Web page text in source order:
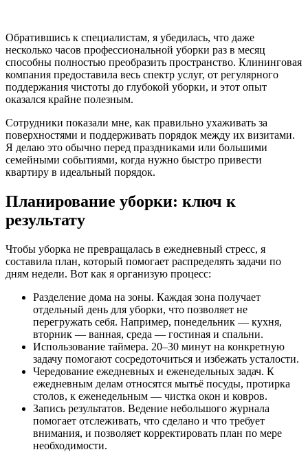
Обратившись к специалистам, я убедилась, что даже
несколько часов профессиональной уборки раз в месяц
способны полностью преобразить пространство. Клининговая
компания предоставила весь спектр услуг, от регулярного
поддержания чистоты до глубокой уборки, и этот опыт
оказался крайне полезным.
Сотрудники показали мне, как правильно ухаживать за
поверхностями и поддерживать порядок между их визитами.
Я делаю это обычно перед праздниками или большими
семейными событиями, когда нужно быстро привести
квартиру в идеальный порядок.
Планирование уборки: ключ к
результату
Чтобы уборка не превращалась в ежедневный стресс, я
составила план, который помогает распределять задачи по
дням недели. Вот как я организую процесс:
Разделение дома на зоны. Каждая зона получает
отдельный день для уборки, что позволяет не
перегружать себя. Например, понедельник — кухня,
вторник — ванная, среда — гостиная и спальни.
Использование таймера. 20–30 минут на конкретную
задачу помогают сосредоточиться и избежать усталости.
Чередование ежедневных и еженедельных задач. К
ежедневным делам относятся мытьё посуды, протирка
столов, к еженедельным — чистка окон и ковров.
Запись результатов. Ведение небольшого журнала
помогает отслеживать, что сделано и что требует
внимания, и позволяет корректировать план по мере
необходимости.